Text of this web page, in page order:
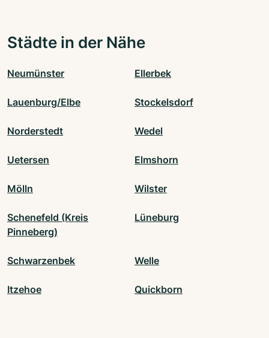
Städte in der Nähe
Neumünster Ellerbek
Lauenburg/Elbe Stockelsdorf
Norderstedt Wedel
Uetersen Elmshorn
Mölln Wilster
Schenefeld (Kreis
Pinneberg)
Lüneburg
Schwarzenbek Welle
Itzehoe Quickborn